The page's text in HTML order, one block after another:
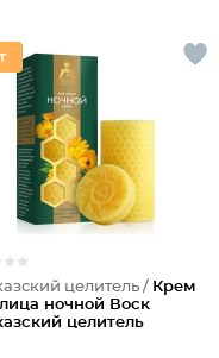
целитель / Крем
ночной Воск
целитель